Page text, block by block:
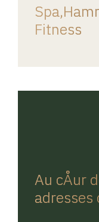
Fitness
Au cÅur
adresses